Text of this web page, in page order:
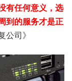
有任何意义，选
到的服务才是正
公司》